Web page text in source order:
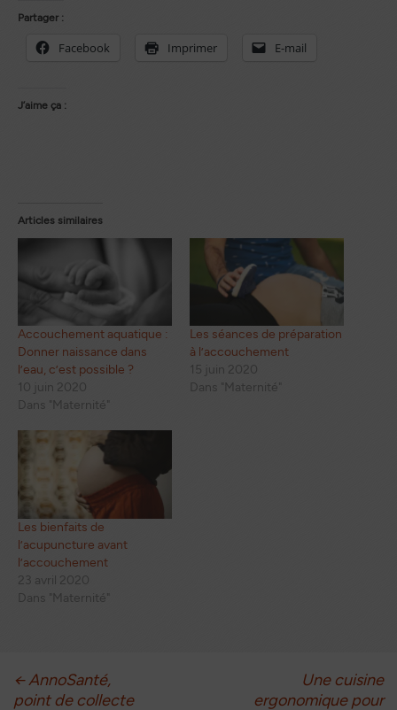
Partager :
Facebook Imprimer E-mail
J’aime ça :
Articles similaires
Accouchement aquatique :
Donner naissance dans
l’eau, c’est possible ?
10 juin 2020
Dans "Maternité"
Les séances de préparation
à l’accouchement
15 juin 2020
Dans "Maternité"
Les bienfaits de
l’acupuncture avant
l’accouchement
23 avril 2020
Dans "Maternité"
Navigation
←AnnoSanté,
point de collecte
Une cuisine
ergonomique pour